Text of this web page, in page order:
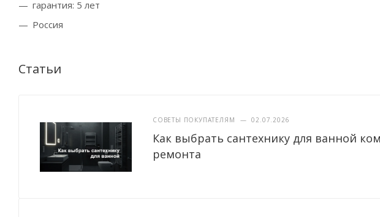
гарантия: 5 лет
Россия
Статьи
СОВЕТЫ ПОКУПАТЕЛЯМ — 02.07.2026
Как выбрать сантехнику для ванной
ремонта